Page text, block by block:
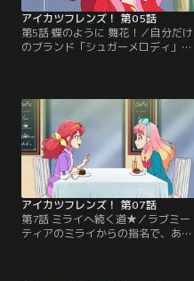
アイカツフレンズ！ 第05話
第5話 蝶のように 舞花！／自分だけ
のブランド「シュガーメロディ」を
に応募する。そこで出会ったのは、
お祭り好きなアイドル・蝶乃舞花！
あいねは舞花とも友達になれるのか-
-！？【提供：バンダイチャンネル】
アイカツフレンズ！ 第07話
第7話 ミライへ続く道★／ラブミー
ティアのミライからの指名で、あい